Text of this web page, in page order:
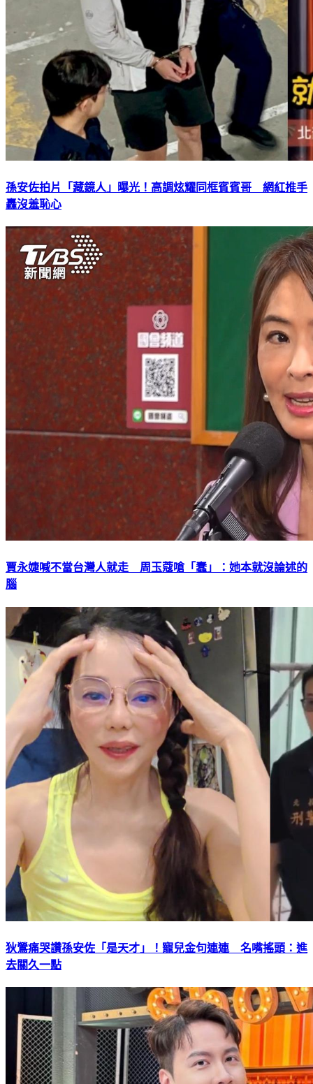
孫安佐拍片「藏鏡人」曝光！高調炫耀同框賓賓哥 網紅推手
轟沒羞恥心
賈永婕喊不當台灣人就走 周玉蔻嗆「蠢」：她本就沒論述的
腦
狄鶯痛哭讚孫安佐「是天才」！寵兒金句連連 名嘴搖頭：進
去關久一點